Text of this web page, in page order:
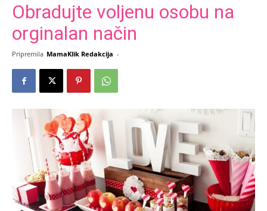
Obradujte voljenu osobu na
orginalan način
Pripremila MamaKlik Redakcija -